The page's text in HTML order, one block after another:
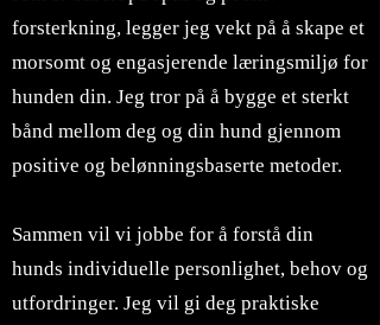
forsterkning, legger jeg vekt på å skape et
morsomt og engasjerende læringsmiljø for
hunden din. Jeg tror på å bygge et sterkt
bånd mellom deg og din hund gjennom
positive og belønningsbaserte metoder.
Sammen vil vi jobbe for å forstå din
hunds individuelle personlighet, behov og
utfordringer. Jeg vil gi deg praktiske